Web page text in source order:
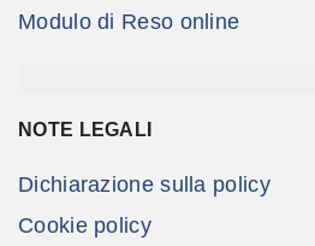
Modulo di Reso online
NOTE LEGALI
Dichiarazione sulla policy
Cookie policy